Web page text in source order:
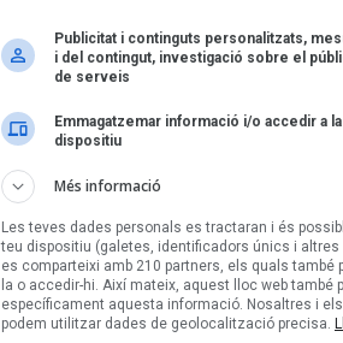
Publicitat i continguts personalitzats,
i del contingut, investigació sobre el
de serveis
Emmagatzemar informació i/o accedir a
dispositiu
Més informació
Les teves dades personals es tractaran i és
teu dispositiu (galetes, identificadors únics i
es comparteixi amb 210 partners, els quals també
la o accedir-hi. Així mateix, aquest lloc web també
específicament aquesta informació. Nosaltres i
podem utilitzar dades de geolocalització precisa.